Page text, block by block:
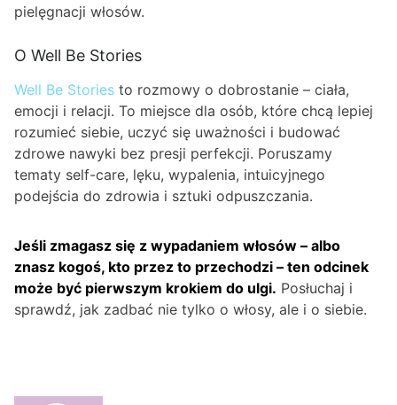
pielęgnacji włosów.
O Well Be Stories
Well Be Stories to rozmowy o dobrostanie – ciała,
emocji i relacji. To miejsce dla osób, które chcą lepiej
rozumieć siebie, uczyć się uważności i budować
zdrowe nawyki bez presji perfekcji. Poruszamy
tematy self-care, lęku, wypalenia, intuicyjnego
podejścia do zdrowia i sztuki odpuszczania.
Jeśli zmagasz się z wypadaniem włosów – albo
znasz kogoś, kto przez to przechodzi – ten odcinek
może być pierwszym krokiem do ulgi. Posłuchaj i
sprawdź, jak zadbać nie tylko o włosy, ale i o siebie.